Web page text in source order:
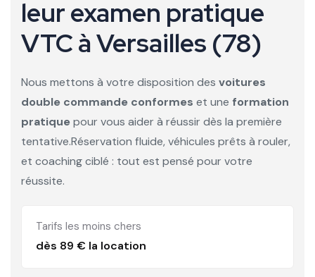
leur examen pratique
VTC àVersailles (78)
Nous mettons à votre disposition des voitures
double commande conformes et une formation
pratique pour vous aider à réussir dès la première
tentative.Réservation fluide, véhicules prêts à rouler,
et coaching ciblé : tout est pensé pour votre
réussite.
Tarifs les moins chers
dès 89 € la location